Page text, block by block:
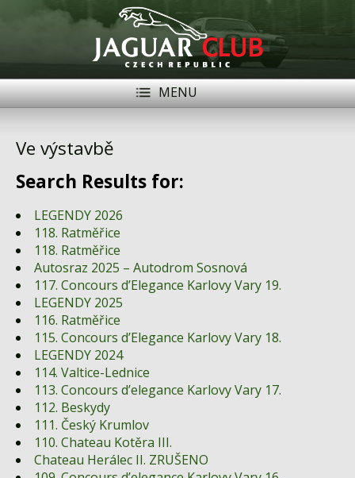
MENU
Historie
Modely Jaguar
Členové
Naše vozy
Akce
Inzerce
Fórum
Videa
Kontakt
Ve výstavbě
Search Results for:
LEGENDY 2026
118. Ratměřice
118. Ratměřice
Autosraz 2025 – Autodrom Sosnová
117. Concours d’Elegance Karlovy Vary 19.
LEGENDY 2025
116. Ratměřice
115. Concours d’Elegance Karlovy Vary 18.
LEGENDY 2024
114. Valtice-Lednice
113. Concours d’elegance Karlovy Vary 17.
112. Beskydy
111. Český Krumlov
110. Chateau Kotěra III.
Chateau Herálec II. ZRUŠENO